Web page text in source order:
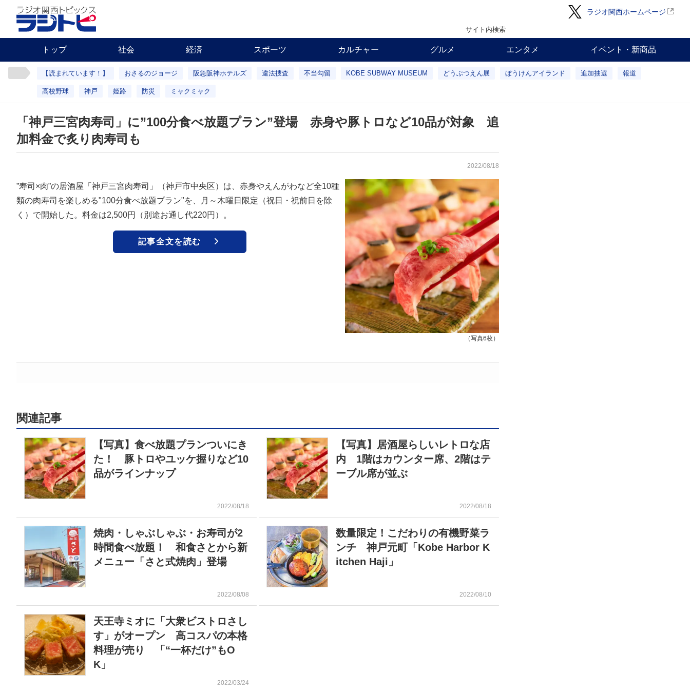
ラジオ関西ホームページ
サイト内検索
トップ 社会 経済 スポーツ カルチャー グルメ エンタメ イベント・新商品
【読まれています！】 おさるのジョージ 阪急阪神ホテルズ 違法捜査 不当勾留 KOBE SUBWAY MUSEUM どうぶつえん展 ぼうけんアイランド 追加抽選 報道
高校野球 神戸 姫路 防災 ミャクミャク
「神戸三宮肉寿司」に”100分食べ放題プラン”登場 赤身や豚トロなど10品が対象 追
加料金で炙り肉寿司も
2022/08/18
（写真6枚）
”寿司×肉”の居酒屋「神戸三宮肉寿司」（神戸市中央区）は、赤身やえんがわなど全10種
類の肉寿司を楽しめる"100分食べ放題プラン"を、月～木曜日限定（祝日・祝前日を除
く）で開始した。料金は2,500円（別途お通し代220円）。
記事全文を読む
関連記事
【写真】食べ放題プランついにき
た！ 豚トロやユッケ握りなど10
品がラインナップ
2022/08/18
【写真】居酒屋らしいレトロな店
内 1階はカウンター席、2階はテ
ーブル席が並ぶ
2022/08/18
焼肉・しゃぶしゃぶ・お寿司が2
時間食べ放題！ 和食さとから新
メニュー「さと式焼肉」登場
2022/08/08
数量限定！こだわりの有機野菜ラ
ンチ 神戸元町「Kobe Harbor K
itchen Haji」
2022/08/10
天王寺ミオに「大衆ビストロさし
す」がオープン 高コスパの本格
料理が売り 「“一杯だけ”もO
K」
2022/03/24